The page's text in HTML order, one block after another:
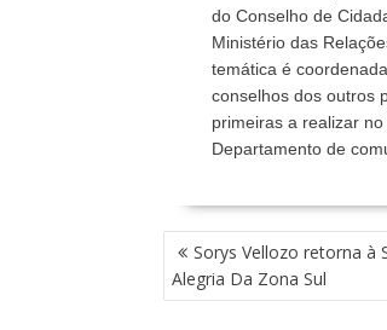
do Conselho de
Ministério das
temática é
conselhos dos outros
primeiras a realizar
Departamento de
N
A
V
Sorys Vellozo retorna à
Alegria Da Zona Sul